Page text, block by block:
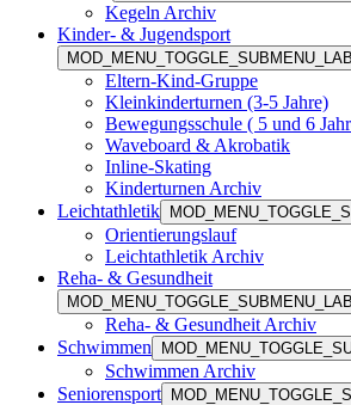
Kegeln Archiv
Kinder- & Jugendsport
Eltern-Kind-Gruppe
Kleinkinderturnen (3-5 Jahre)
Bewegungsschule ( 5 und 6
Waveboard & Akrobatik
Inline-Skating
Kinderturnen Archiv
Leichtathletik
Orientierungslauf
Leichtathletik Archiv
Reha- & Gesundheit
Reha- & Gesundheit Archiv
Schwimmen
Schwimmen Archiv
Seniorensport